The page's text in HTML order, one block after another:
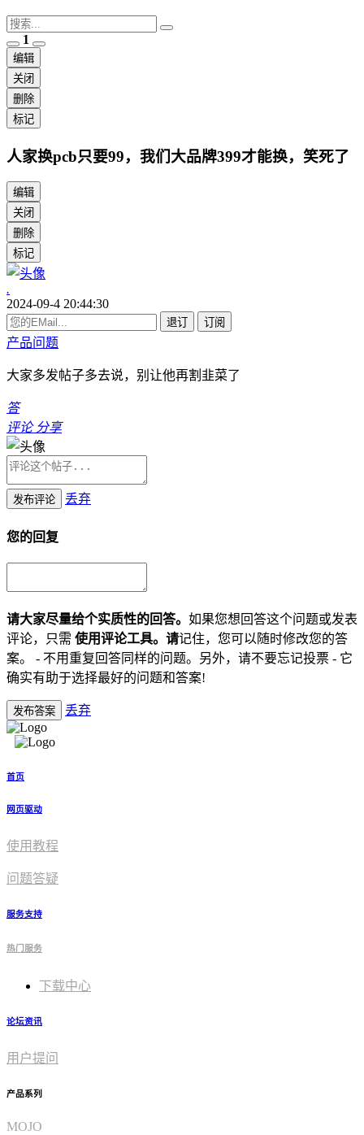
1
编辑
关闭
删除
标记
人家换pcb只要99，我们大品牌399才能换，笑死了
编辑
关闭
删除
标记
.
2024-09-4 20:44:30
退订 订阅
产品问题
大家多发帖子多去说，别让他再割韭菜了
答
评论 分享
发布评论 丢弃
您的回复
请大家尽量给个实质性的回答。 如果您想回答这个问题或发表
评论，只需 使用评论工具。请记住，您可以随时修改您的答
案。 - 不用重复回答同样的问题。另外，请不要忘记投票 - 它
确实有助于选择最好的问题和答案!
发布答案 丢弃
首页
网页驱动
使用教程​
问题答疑
服务支持
热门服务
下载中心
论坛资讯
用户提问
产品系列
MOJO